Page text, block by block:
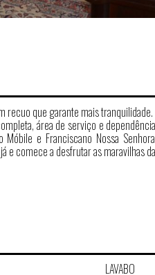
que garante mais
área de serviço e
e Franciscano Nossa
e comece a desfrutar as maravilhas
LAVABO